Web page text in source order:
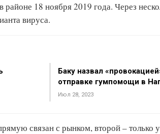
18 ноября 2019 года. Через
вируса.
Баку назвал
отправке гумпомощи в
Июл 28, 2023
связан с рынком, второй – только